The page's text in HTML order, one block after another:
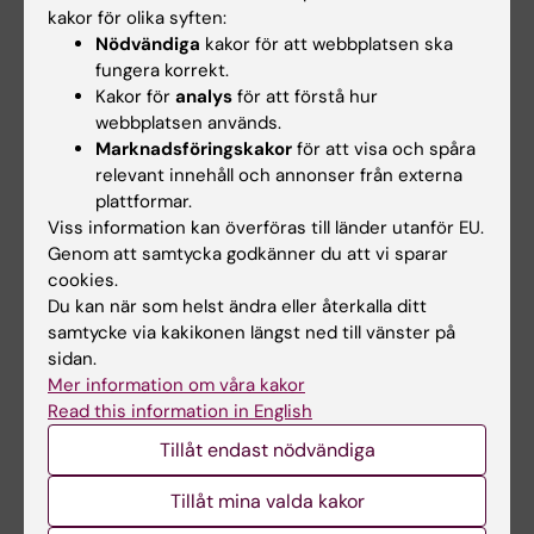
en pågående pandemi.
Malin Jonsson Fagerlund
institutionen för fysiologi och farmakologi
överläkare vid Karolinska
Universitetssjukhuset, önskade sig dock en
ny tolkning av lagen som reglerar forskningen
på de allra svårast sjuka.
– Att genomföra forskning på svårt sjuka
patienter i Sverige är i det närmaste omöjligt
på grund av rådande lagtolkning, sa hon.
Kunskapen om hur personalen ska vårda de
med svår covid-19 har istället fått hämtas från
andra länder, berättade hon.
– Även om vi har tillgång till goda nationella
kakor för olika syften:
Nödvändiga kakor för att webbplatsen ska
fungera korrekt.
Kakor för analys för att förstå hur
webbplatsen används.
Marknadsföringskakor för att visa och spåra
relevant innehåll och annonser från externa
plattformar.
Viss information kan överföras till länder utanför EU.
Genom att samtycka godkänner du att vi sparar
cookies.
Du kan när som helst ändra eller återkalla ditt
samtycke via kakikonen längst ned till vänster på
sidan.
Mer information om våra kakor
Read this information in English
Tillåt endast nödvändiga
Tillåt mina valda kakor